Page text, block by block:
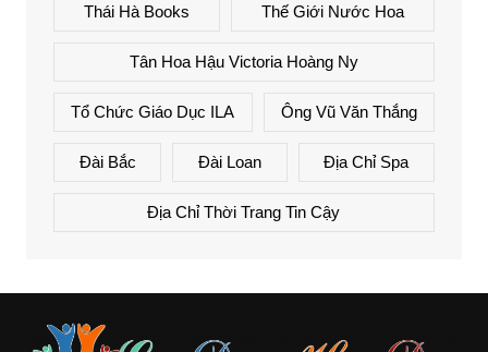
Thái Hà Books Thế Giới Nước Hoa
Tân Hoa Hậu Victoria Hoàng Ny
Tổ Chức Giáo Dục ILA Ông Vũ Văn Thắng
Đài Bắc Đài Loan Địa Chỉ Spa
Địa Chỉ Thời Trang Tin Cậy